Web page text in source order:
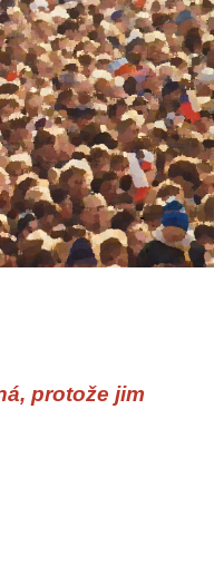
protože jim